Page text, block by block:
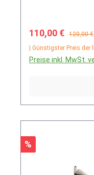
Verkaufspreis:
110,00 € 120,00 €
| Günstigster Preis der
Preise inkl. MwSt.
Rabatt
%